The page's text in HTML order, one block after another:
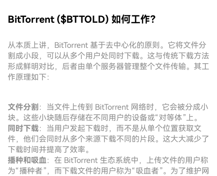
BitTorrent ($BTTOLD) 如何工作？
从本质上讲，BitTorrent 基于去中心化的原则。它将文件分
割成小段，可以从多个用户处同时下载。这与传统下载方法
形成鲜明对比，后者由单个服务器管理整个文件传输。其工
作原理如下：
文件分割 ：当文件上传到 BitTorrent 网络时，它会被分成小
块。这些小块随后存储在不同用户的设备或“对等体”上。
同时下载：当用户发起下载时，而不是从单个位置获取文
件，他们会同时从多个来源下载不同的片段。这大大减少了
下载时间并提高了效率。
播种和吸血：在 BitTorrent 生态系统中，上传文件的用户称
为“播种者”，而下载文件的用户称为“吸血者”。为了维护网